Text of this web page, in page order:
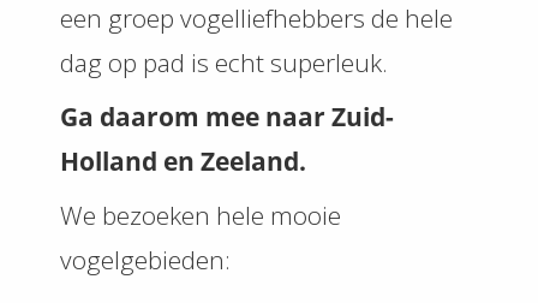
een groep vogelliefhebbers de hele
dag op pad is echt superleuk.
Ga daarom mee naar Zuid-
Holland en Zeeland.
We bezoeken hele mooie
vogelgebieden: